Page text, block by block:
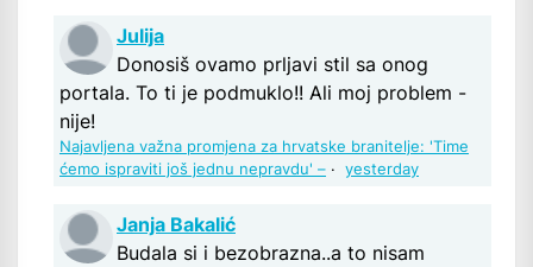
Julija
Donosiš ovamo prljavi stil sa onog
portala. To ti je podmuklo!! Ali moj problem -
nije!
Najavljena važna promjena za hrvatske branitelje: 'Time
ćemo ispraviti još jednu nepravdu' – · yesterday
Janja Bakalić
Budala si i bezobrazna..a to nisam